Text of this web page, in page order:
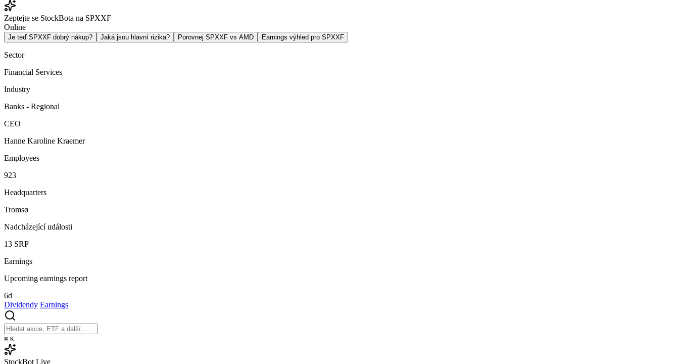
Zeptejte se StockBota na SPXXF
Online
Je teď SPXXF dobrý nákup? Jaká jsou hlavní rizika? Porovnej SPXXF vs AMD Earnings výhled pro SPXXF
Sector
Financial Services
Industry
Banks - Regional
CEO
Hanne Karoline Kraemer
Employees
923
Headquarters
Tromsø
Nadcházející události
13 SRP
Earnings
Upcoming earnings report
6d
Dividendy Earnings
⌘ K
StockBot Live